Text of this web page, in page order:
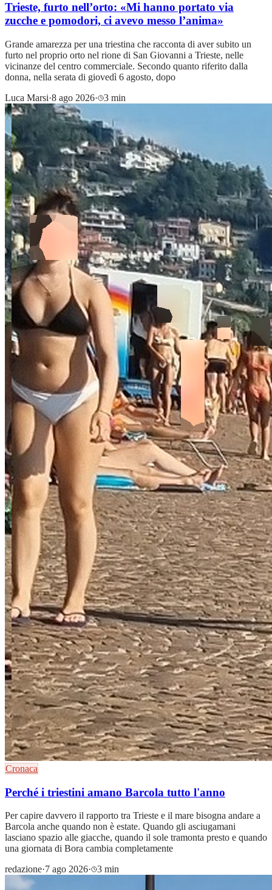
Trieste, furto nell’orto: «Mi hanno portato via
zucche e pomodori, ci avevo messo l’anima»
Grande amarezza per una triestina che racconta di aver subito un
furto nel proprio orto nel rione di San Giovanni a Trieste, nelle
vicinanze del centro commerciale. Secondo quanto riferito dalla
donna, nella serata di giovedì 6 agosto, dopo
Luca Marsi·8 ago 2026· 3 min
Cronaca
Perché i triestini amano Barcola tutto l'anno
Per capire davvero il rapporto tra Trieste e il mare bisogna andare a
Barcola anche quando non è estate. Quando gli asciugamani
lasciano spazio alle giacche, quando il sole tramonta presto e quando
una giornata di Bora cambia completamente
redazione·7 ago 2026· 3 min